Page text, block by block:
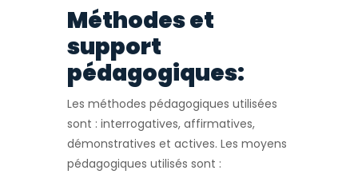
Méthodes et
support
pédagogiques:
Les méthodes pédagogiques utilisées
sont : interrogatives, affirmatives,
démonstratives et actives. Les moyens
pédagogiques utilisés sont :